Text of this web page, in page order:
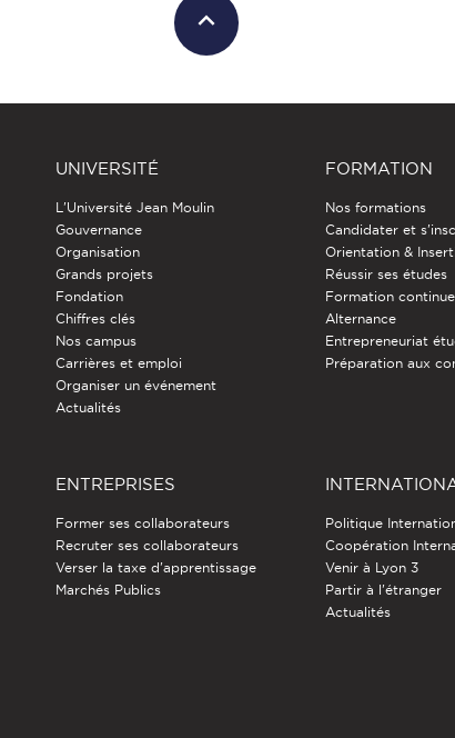
UNIVERSITÉ
L'Université Jean Moulin
Gouvernance
Organisation
Grands projets
Fondation
Chiffres clés
Nos campus
Carrières et emploi
Organiser un événement
Actualités
FORMATION
Nos formations
Candidater et
Orientation &
Réussir ses études
Formation continue
Alternance
Entrepreneuriat
Préparation aux
ENTREPRISES
Former ses collaborateurs
Recruter ses collaborateurs
Verser la taxe d'apprentissage
Marchés Publics
Politique
Coopération
Venir à Lyon 3
Partir à l'étranger
Actualités